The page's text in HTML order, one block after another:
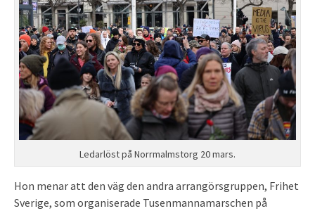
Ledarlöst på Norrmalmstorg 20 mars.
Hon menar att den väg den andra arrangörsgruppen, Frihet
Sverige, som organiserade Tusenmannamarschen på